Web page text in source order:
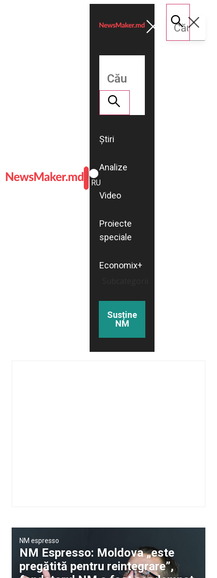
ROMÂNĂ
RU
Știri
Analize
Video
Proiecte
speciale
Economix+
Susține
NM
NM espresso
NM Espresso: Moldova „este
pregătită pentru reintegrare”,